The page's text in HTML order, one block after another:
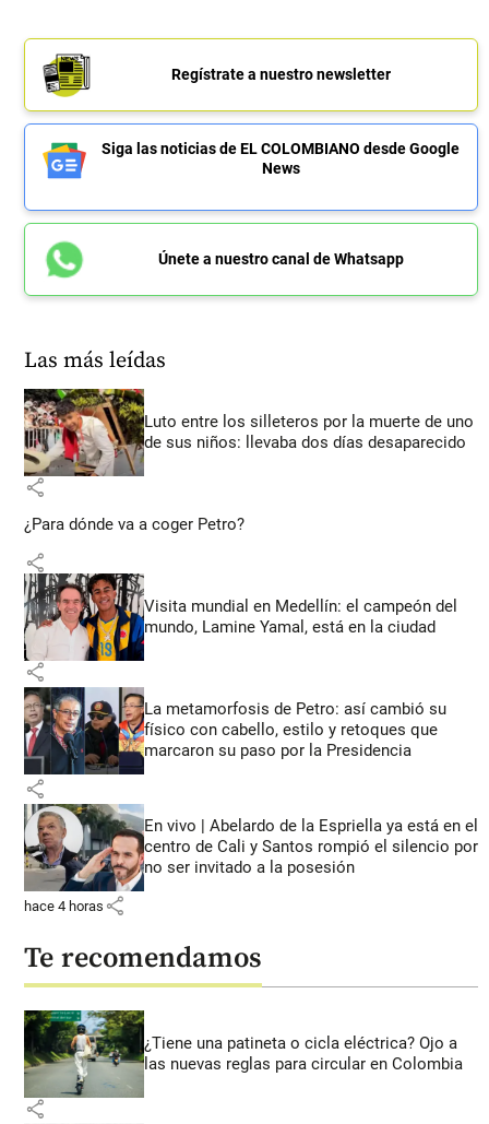
Regístrate a nuestro newsletter
Siga las noticias de EL COLOMBIANO desde Google
News
Únete a nuestro canal de Whatsapp
Las más leídas
Luto entre los silleteros por la muerte de uno
de sus niños: llevaba dos días desaparecido
share
¿Para dónde va a coger Petro?
share
Visita mundial en Medellín: el campeón del
mundo, Lamine Yamal, está en la ciudad
share
La metamorfosis de Petro: así cambió su
físico con cabello, estilo y retoques que
marcaron su paso por la Presidencia
share
En vivo | Abelardo de la Espriella ya está en el
centro de Cali y Santos rompió el silencio por
no ser invitado a la posesión
hace 4 horas share
Te recomendamos
¿Tiene una patineta o cicla eléctrica? Ojo a
las nuevas reglas para circular en Colombia
share